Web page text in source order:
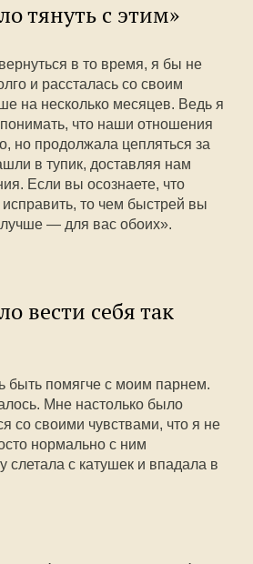
тянуть с этим»
в то время, я бы не
и рассталась со своим
на несколько месяцев. Ведь я
что наши отношения
но продолжала цепляться за
в тупик, доставляя нам
Если вы осознаете, что
то чем быстрей вы
лучше — для вас обоих».
вести себя так
быть помягче с моим парнем.
Мне настолько было
со своими чувствами, что я не
нормально с ним
слетала с катушек и впадала в